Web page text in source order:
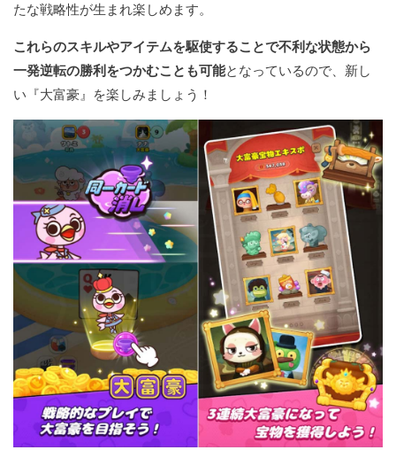
たな戦略性が生まれ楽しめます。
これらのスキルやアイテムを駆使することで不利な状態から
一発逆転の勝利をつかむことも可能となっているので、新し
い『大富豪』を楽しみましょう！